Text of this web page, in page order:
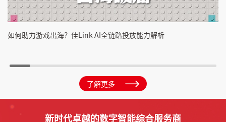
如何助力游戏出海？佳Link AI全链路投放能力解析
了解更多
新时代卓越的数字智能综合服务商